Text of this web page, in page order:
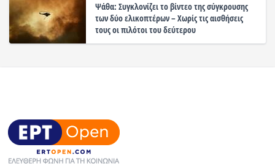
Ψάθα: Συγκλονίζει το βίντεο της σύγκρουσης
των δύο ελικοπτέρων – Χωρίς τις αισθήσεις
τους οι πιλότοι του δεύτερου